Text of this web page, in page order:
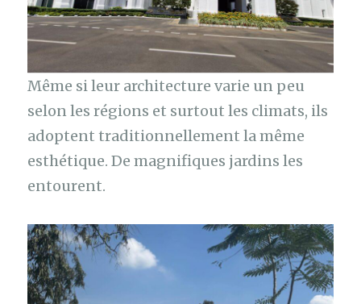
Même si leur architecture varie un peu
selon les régions et surtout les climats, ils
adoptent traditionnellement la même
esthétique. De magnifiques jardins les
entourent.